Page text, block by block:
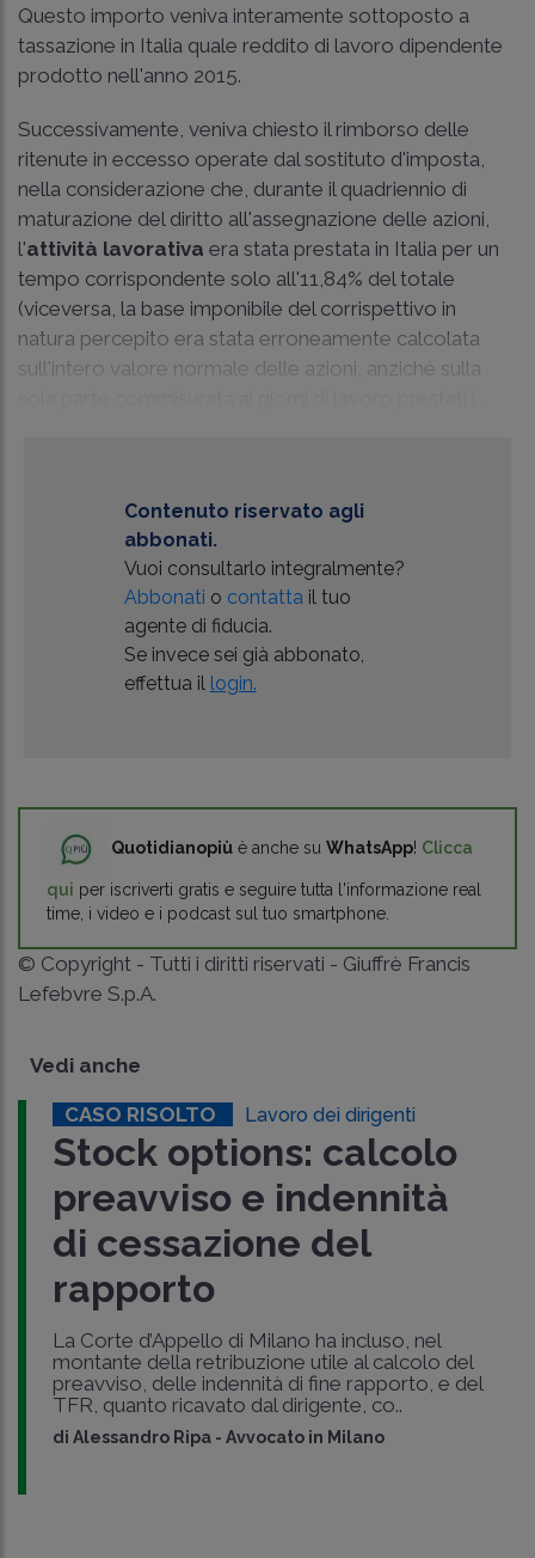
Questo importo veniva interamente sottoposto a
tassazione in Italia quale reddito di lavoro dipendente
prodotto nell'anno 2015.
Successivamente, veniva chiesto il rimborso delle
ritenute in eccesso operate dal sostituto d'imposta,
nella considerazione che, durante il quadriennio di
maturazione del diritto all'assegnazione delle azioni,
l'attività lavorativa era stata prestata in Italia per un
tempo corrispondente solo all'11,84% del totale
(viceversa, la base imponibile del corrispettivo in
natura percepito era stata erroneamente calcolata
sull'intero valore normale delle azioni, anziché sulla
Contenuto riservato agli
abbonati.
Vuoi consultarlo integralmente?
Abbonati o contatta il tuo
agente di fiducia.
Se invece sei già abbonato,
effettua il login.
Quotidianopiù è anche su WhatsApp! Clicca
qui per iscriverti gratis e seguire tutta l'informazione real
time, i video e i podcast sul tuo smartphone.
© Copyright - Tutti i diritti riservati - Giuffrè Francis
Lefebvre S.p.A.
Vedi anche
CASO RISOLTO Lavoro dei dirigenti
Stock options: calcolo
preavviso e indennità
di cessazione del
rapporto
La Corte d’Appello di Milano ha incluso, nel
montante della retribuzione utile al calcolo del
preavviso, delle indennità di fine rapporto, e del
TFR, quanto ricavato dal dirigente, co..
di Alessandro Ripa - Avvocato in Milano